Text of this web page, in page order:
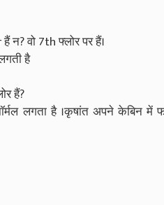
वो 7th फ्लोर पर हैं।
है
हैं?
लगता है ।कृषांत अपने केबिन में